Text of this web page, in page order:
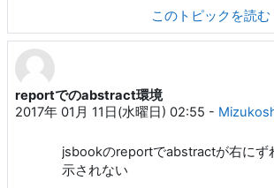
このトピックを読む
reportでのabstract環境
2017年 01月 11日(水曜日) 02:55 -
jsbookのreportでabstractが右にず
示されない